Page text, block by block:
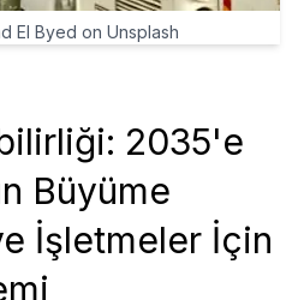
El Byed on Unsplash
2035'e
Büyüme
İşletmeler İçin